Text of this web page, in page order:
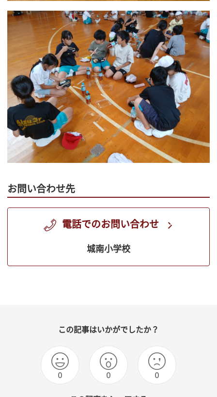
お問い合わせ先
電話でのお問い合わせ
城南小学校
この記事はいかがでしたか？
0 0 0